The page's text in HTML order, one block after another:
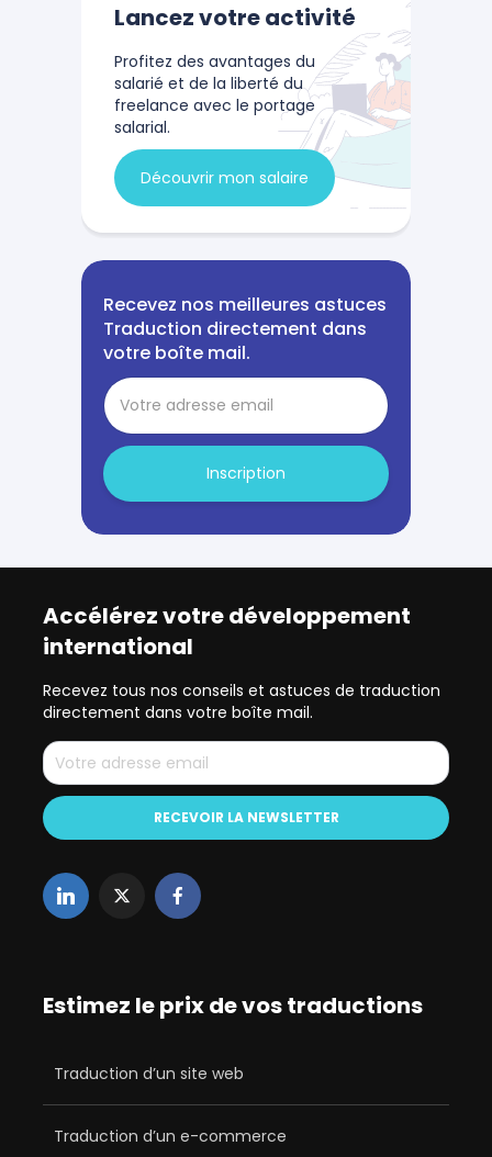
Lancez votre activité
Profitez des avantages du
salarié et de la liberté du
freelance avec le portage
salarial.
Découvrir mon salaire
Recevez nos meilleures astuces
Traduction directement dans
votre boîte mail.
Inscription
Accélérez votre développement
international
Recevez tous nos conseils et astuces de traduction
directement dans votre boîte mail.
Estimez le prix de vos traductions
Traduction d’un site web
Traduction d’un e-commerce